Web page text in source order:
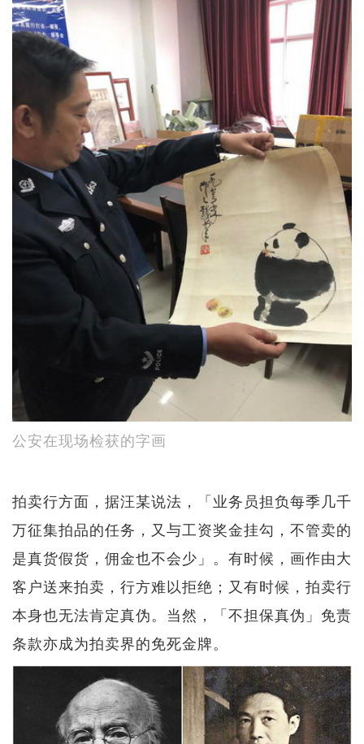
公安在现场检获的字画
拍卖行方面，据汪某说法，「业务员担负每季几千
万征集拍品的任务，又与工资奖金挂勾，不管卖的
是真货假货，佣金也不会少」。有时候，画作由大
客户送来拍卖，行方难以拒绝；又有时候，拍卖行
本身也无法肯定真伪。当然，「不担保真伪」免责
条款亦成为拍卖界的免死金牌。